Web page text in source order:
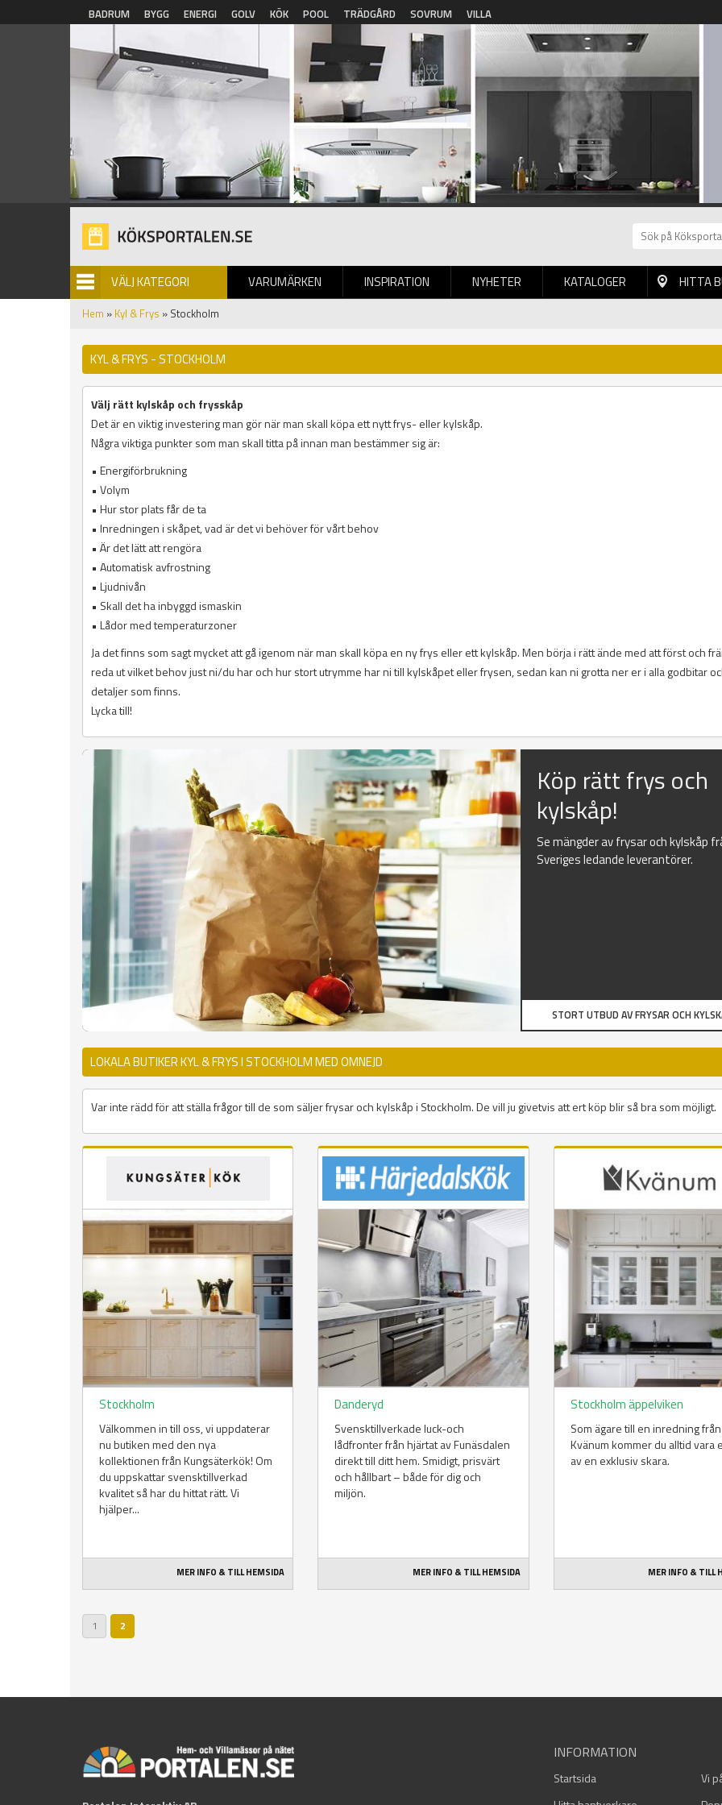
Hoppa till huvudinnehåll
BADRUM BYGG ENERGI GOLV KÖK POOL TRÄDGÅRD SOVRUM VILLA
VÄLJ KATEGORI VARUMÄRKEN INSPIRATION NYHETER
BILDGALLERI KATALOGER HITTA
Hem » Kyl & Frys » Stockholm
KYL & FRYS - STOCKHOLM
Välj rätt kylskåp och frysskåp
Det är en viktig investering man gör när man skall köpa ett nytt frys- eller kylskåp.
Några viktiga punkter som man skall titta på innan man bestämmer sig är:
• Energiförbrukning
• Volym
• Hur stor plats får de ta
• Inredningen i skåpet, vad är det vi behöver för vårt behov
• Är det lätt att rengöra
• Automatisk avfrostning
• Ljudnivån
• Skall det ha inbyggd ismaskin
• Lådor med temperaturzoner
Ja det finns som sagt mycket att gå igenom när man skall köpa en ny frys eller ett kylskåp. Men börja i rätt ände med att först och
reda ut vilket behov just ni/du har och hur stort utrymme har ni till kylskåpet eller frysen, sedan kan ni grotta ner er i alla godbitar
detaljer som finns.
Lycka till!
Köp rätt frys och
kylskåp!
Se mängder av frysar och kylskåp
Sveriges ledande leverantörer.
STORT UTBUD AV FRYSAR OCH
LOKALA BUTIKER KYL & FRYS I STOCKHOLM MED OMNEJD
Var inte rädd för att ställa frågor till de som säljer frysar och kylskåp i Stockholm. De vill ju givetvis att ert köp blir så bra som möjligt.
Stockholm
Välkommen in till oss, vi uppdaterar
nu butiken med den nya
kollektionen från Kungsäterkök! Om
du uppskattar svensktillverkad
kvalitet så har du hittat rätt. Vi
hjälper...
MER INFO & TILL HEMSIDA
Danderyd
Svensktillverkade luck-och
lådfronter från hjärtat av Funäsdalen
direkt till ditt hem. Smidigt, prisvärt
och hållbart – både för dig och
miljön.
MER INFO & TILL HEMSIDA
Stockholm äppelviken
Som ägare till en inredning från
Kvänum kommer du alltid vara
av en exklusiv skara.
MER INFO & TILL
1 2
INFORMATION
Startsida Vi